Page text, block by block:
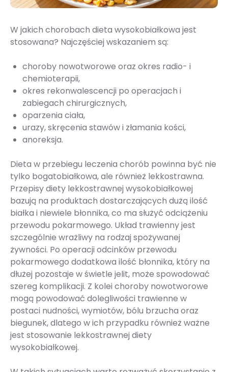
W jakich chorobach dieta wysokobiałkowa jest
stosowana? Najczęściej wskazaniem są:
choroby nowotworowe oraz okres radio- i
chemioterapii,
okres rekonwalescencji po operacjach i
zabiegach chirurgicznych,
oparzenia ciała,
urazy, skręcenia stawów i złamania kości,
anoreksja.
Dieta w przebiegu leczenia chorób powinna być nie
tylko bogatobiałkowa, ale również lekkostrawna.
Przepisy diety lekkostrawnej wysokobiałkowej
bazują na produktach dostarczających dużą ilość
białka i niewiele błonnika, co ma służyć odciążeniu
przewodu pokarmowego. Układ trawienny jest
szczególnie wrażliwy na rodzaj spożywanej
żywności. Po operacji odcinków przewodu
pokarmowego dodatkowa ilość błonnika, który na
dłużej pozostaje w świetle jelit, może spowodować
szereg komplikacji. Z kolei choroby nowotworowe
mogą powodować dolegliwości trawienne w
postaci nudności, wymiotów, bólu brzucha oraz
biegunek, dlatego w ich przypadku również ważne
jest stosowanie lekkostrawnej diety
wysokobiałkowej.